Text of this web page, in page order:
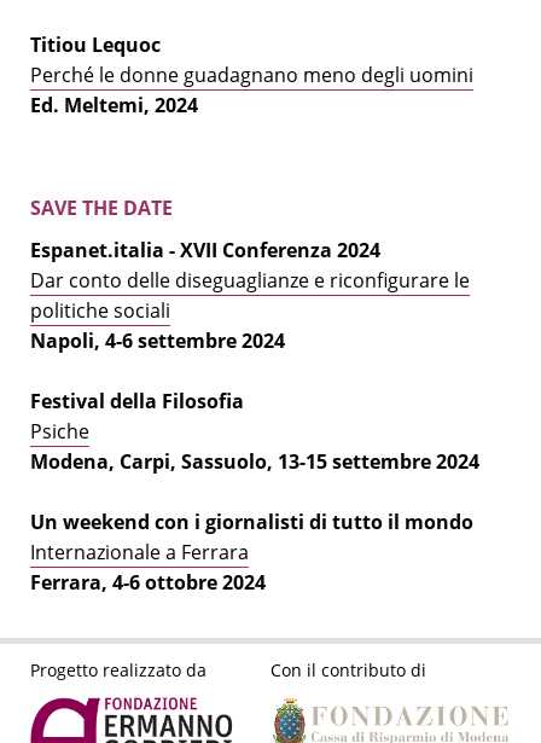
Titiou Lequoc
Perché le donne guadagnano meno degli uomini
Ed. Meltemi, 2024
SAVE THE DATE
Espanet.italia - XVII Conferenza 2024
Dar conto delle diseguaglianze e riconfigurare le
politiche sociali
Napoli, 4-6 settembre 2024
Festival della Filosofia
Psiche
Modena, Carpi, Sassuolo, 13-15 settembre 2024
Un weekend con i giornalisti di tutto il mondo
Internazionale a Ferrara
Ferrara, 4-6 ottobre 2024
Progetto realizzato da Con il contributo di